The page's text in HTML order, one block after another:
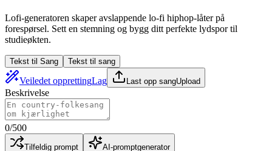
Lofi-generatoren skaper avslappende lo-fi hiphop-låter på
forespørsel. Sett en stemning og bygg ditt perfekte lydspor til
studieøkten.
Tekst til Sang Tekst til sang
Veiledet opprettingLag Last opp sangUpload
Beskrivelse
0/500
Tilfeldig prompt
AI-promptgenerator